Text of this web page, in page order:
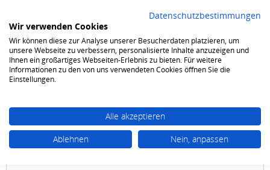
0
Kochen & Backen Zubehör Zubehör Kochen & Backen
HEZ9TY010
Datenschutzbestimmungen
Wir verwenden Cookies
Wir können diese zur Analyse unserer Besucherdaten platzieren, um
unsere Webseite zu verbessern, personalisierte Inhalte anzuzeigen und
Ihnen ein großartiges Webseiten-Erlebnis zu bieten. Für weitere
Informationen zu den von uns verwendeten Cookies öffnen Sie die
Einstellungen.
Alle akzeptieren
Ablehnen
Nein, anpassen